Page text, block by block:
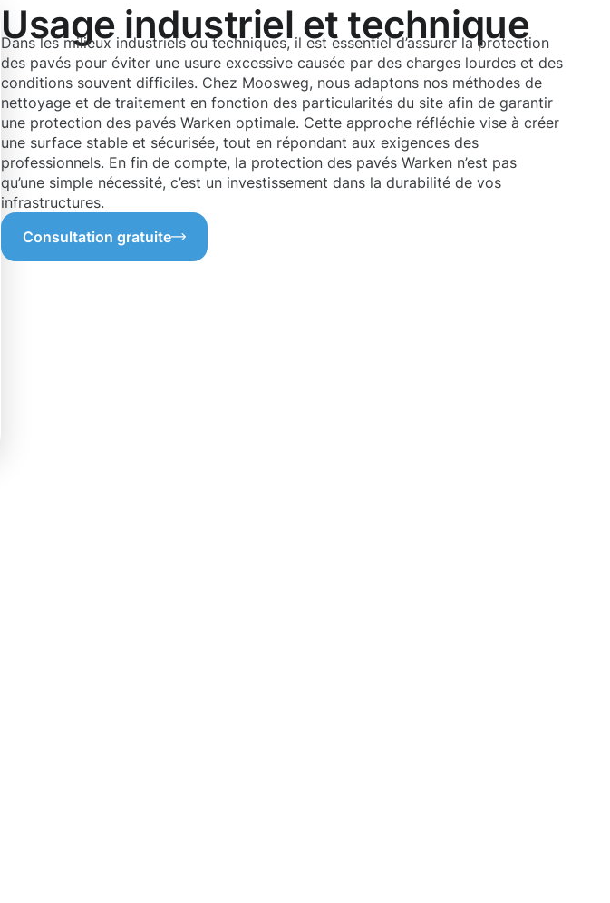
Usage industriel et technique
Dans les milieux industriels ou techniques, il est essentiel d’assurer la protection
des pavés pour éviter une usure excessive causée par des charges lourdes et des
conditions souvent difficiles. Chez Moosweg, nous adaptons nos méthodes de
nettoyage et de traitement en fonction des particularités du site afin de garantir
une protection des pavés Warken optimale. Cette approche réfléchie vise à créer
une surface stable et sécurisée, tout en répondant aux exigences des
professionnels. En fin de compte, la protection des pavés Warken n’est pas
qu’une simple nécessité, c’est un investissement dans la durabilité de vos
infrastructures.
Consultation gratuite